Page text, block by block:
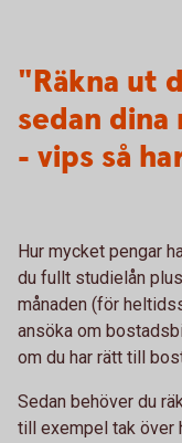
"Räkna ut
sedan dina
- vips så
Hur mycket pengar
du fullt studielån
månaden (för
ansöka om
om du har rätt till
Sedan behöver du
till exempel tak över